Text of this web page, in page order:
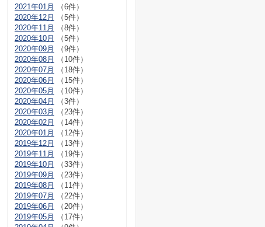
2021年01月
（6件）
2020年12月
（5件）
2020年11月
（8件）
2020年10月
（5件）
2020年09月
（9件）
2020年08月
（10件）
2020年07月
（18件）
2020年06月
（15件）
2020年05月
（10件）
2020年04月
（3件）
2020年03月
（23件）
2020年02月
（14件）
2020年01月
（12件）
2019年12月
（13件）
2019年11月
（19件）
2019年10月
（33件）
2019年09月
（23件）
2019年08月
（11件）
2019年07月
（22件）
2019年06月
（20件）
2019年05月
（17件）